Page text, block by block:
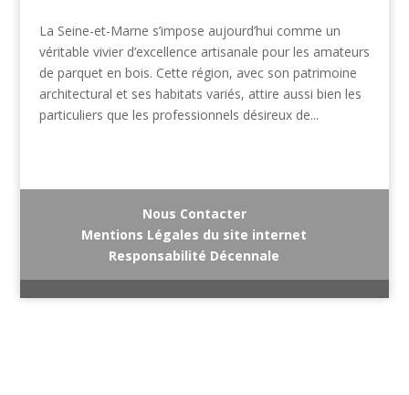
La Seine-et-Marne s’impose aujourd’hui comme un
véritable vivier d’excellence artisanale pour les amateurs
de parquet en bois. Cette région, avec son patrimoine
architectural et ses habitats variés, attire aussi bien les
particuliers que les professionnels désireux de...
Nous Contacter
Mentions Légales du site internet
Responsabilité Décennale